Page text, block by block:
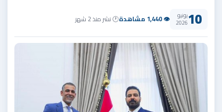
10يونيو
2026 👁 1,440 مشاهدة 🕐 نشر منذ 2 شهر